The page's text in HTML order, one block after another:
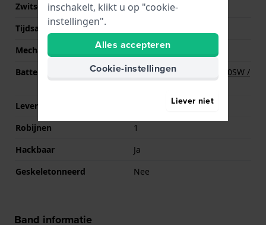
Zwitsers uurwerk
Ja
Tijdsaanduiding
Mechanisme
Quartz
Batterij
Renata R371 371 / SR920SW /
SG6 / AG6 Batterij
Levensduur batterij
45 Maanden
Robijnen
1
Hackbaar
Ja
Geskeletonneerd
Nee
Band informatie
inschakelt, klikt u op "cookie-
instellingen".
Alles accepteren
Cookie-instellingen
Liever niet